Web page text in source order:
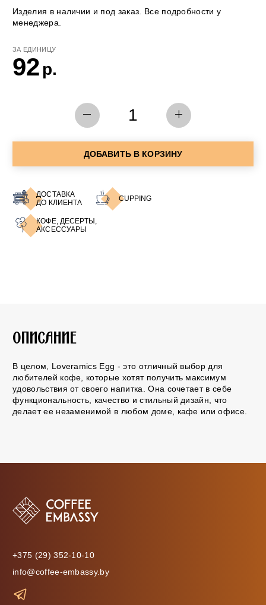
Изделия в наличии и под заказ. Все подробности у
менеджера.
ЗА ЕДИНИЦУ
92р.
- +
ДОБАВИТЬ В КОРЗИНУ
ДОСТАВКА
ДО КЛИЕНТА
CUPPING
КОФЕ, ДЕСЕРТЫ,
АКСЕССУАРЫ
ОПИСАНИЕ
В целом, Loveramics Egg - это отличный выбор для
любителей кофе, которые хотят получить максимум
удовольствия от своего напитка. Она сочетает в себе
функциональность, качество и стильный дизайн, что
делает ее незаменимой в любом доме, кафе или офисе.
+375 (29) 352-10-10
info@coffee-embassy.by